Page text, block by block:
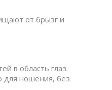
от брызг и
в область глаз.
для ношения, без